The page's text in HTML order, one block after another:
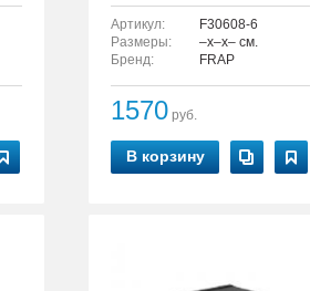
Артикул:
F30608-6
Размеры:
–x–x– см.
Бренд:
FRAP
1570 руб.
В корзину